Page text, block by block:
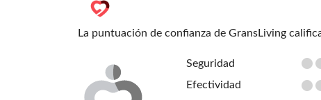
La puntuación de confianza de GransLiving
Seguridad
Efectividad